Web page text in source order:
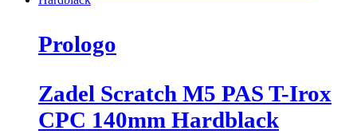
Prologo
Zadel Scratch M5 PAS T-Irox
CPC 140mm Hardblack